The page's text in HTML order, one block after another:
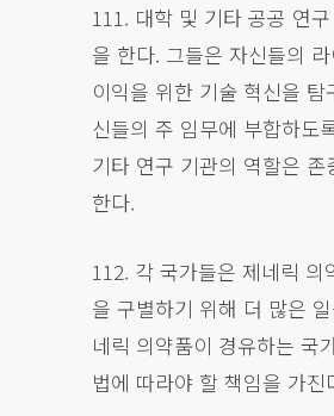
111. 대학 및 기타 공공 연
을 한다. 그들은 자신들의
이익을 위한 기술 혁신을
신들의 주 임무에 부합하도
기타 연구 기관의 역할은 존
한다.
112. 각 국가들은 제네릭 의
을 구별하기 위해 더 많은
네릭 의약품이 경유하는 국
법에 따라야 할 책임을 가진